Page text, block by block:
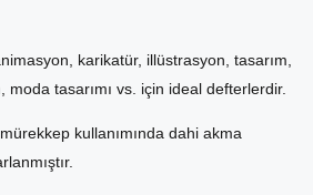
karikatür, illüstrasyon, tasarım,
moda tasarımı vs. için ideal defterlerdir.
kullanımında dahi akma